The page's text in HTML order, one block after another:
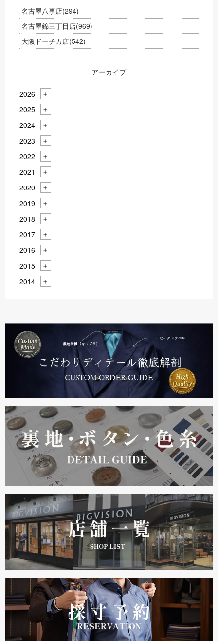
名古屋八事店(294)
名古屋錦三丁目店(969)
大阪ドーチカ店(542)
アーカイブ
2026
2025
2024
2023
2022
2021
2020
2019
2018
2017
2016
2015
2014